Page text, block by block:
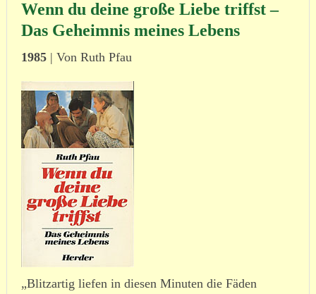
Wenn du deine große Liebe triffst –
Das Geheimnis meines Lebens
1985| Von Ruth Pfau
„Blitzartig liefen in diesen Minuten die Fäden